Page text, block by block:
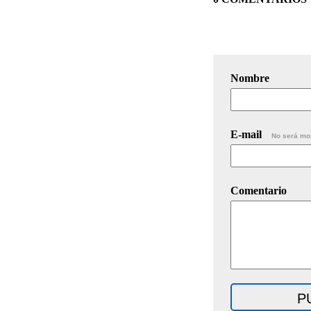
Nombre
E-mail No será
Comentario